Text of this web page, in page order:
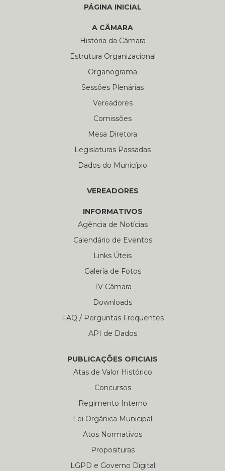
PÁGINA INICIAL
A CÂMARA
História da Câmara
Estrutura Organizacional
Organograma
Sessões Plenárias
Vereadores
Comissões
Mesa Diretora
Legislaturas Passadas
Dados do Município
VEREADORES
INFORMATIVOS
Agência de Notícias
Calendário de Eventos
Links Úteis
Galería de Fotos
TV Câmara
Downloads
FAQ / Perguntas Frequentes
API de Dados
PUBLICAÇÕES OFICIAIS
Atas de Valor Histórico
Concursos
Regimento Interno
Lei Orgânica Municipal
Atos Normativos
Proposituras
LGPD e Governo Digital